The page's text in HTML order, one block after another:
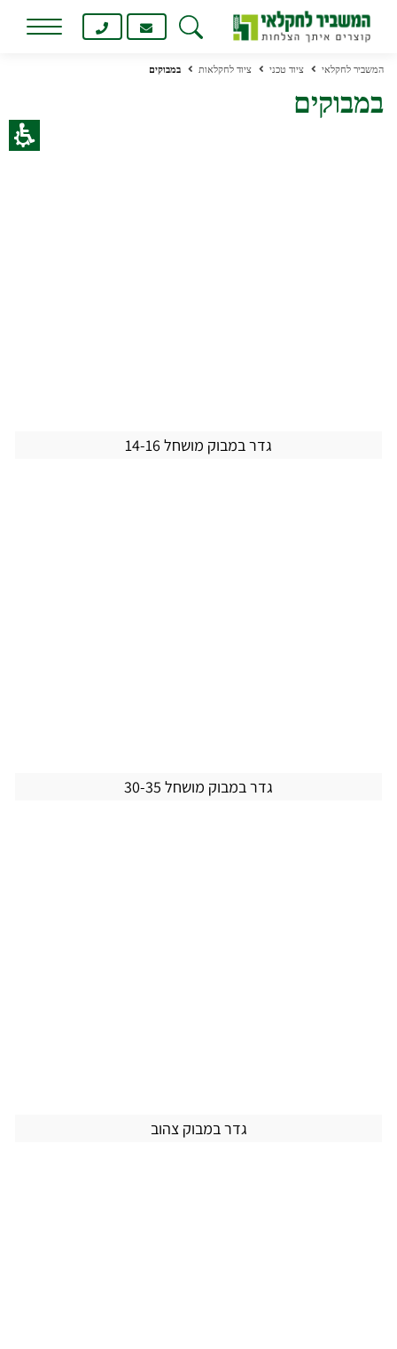
המשביר לחקלאי ציוד טכני ציוד לחקלאות במבוקים
במבוקים
גדר במבוק מושחל 14-16
גדר במבוק מושחל 30-35
גדר במבוק צהוב